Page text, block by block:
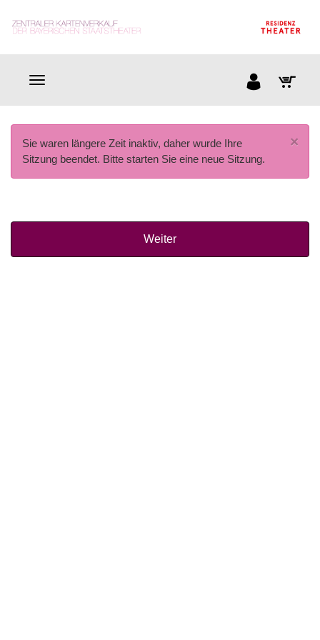
×
Sie waren längere Zeit inaktiv, daher wurde Ihre
Sitzung beendet. Bitte starten Sie eine neue Sitzung.
Weiter